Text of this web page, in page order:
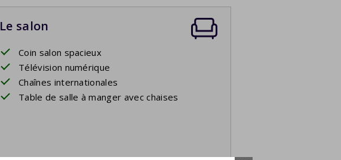
Le salon
Coin salon spacieux
Télévision numérique
Chaînes internationales
Table de salle à manger avec chaises